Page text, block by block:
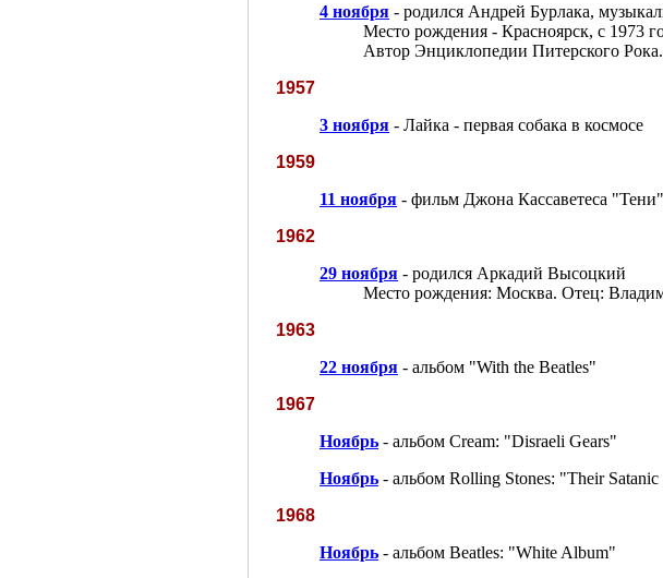
4 ноября - родился Андрей Бурлака,
Место рождения - Красноярск, с 1973
Автор Энциклопедии Питерского Рока.
1957
3 ноября - Лайка - первая собака в космосе
1959
11 ноября - фильм Джона Кассаветеса "Тени"
1962
29 ноября - родился Аркадий Высоцкий
Место рождения: Москва. Отец:
1963
22 ноября - альбом "With the Beatles"
1967
Ноябрь - альбом Cream: "Disraeli Gears"
Ноябрь - альбом Rolling Stones: "Their Satanic
1968
Ноябрь - альбом Beatles: "White Album"